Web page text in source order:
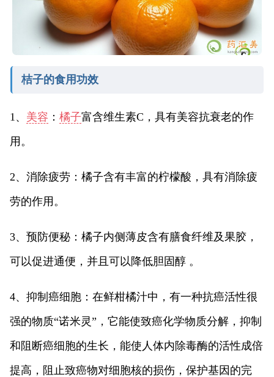
桔子的食用功效
1、 美容 ： 橘子富含维生素C，具有美容抗衰老的作
用。
2、消除疲劳：橘子含有丰富的柠檬酸，具有消除疲
劳的作用。
3、预防便秘：橘子内侧薄皮含有膳食纤维及果胶，
可以促进通便，并且可以降低胆固醇 。
4、抑制癌细胞：在鲜柑橘汁中，有一种抗癌活性很
强的物质“诺米灵”，它能使致癌化学物质分解，抑制
和阻断癌细胞的生长，能使人体内除毒酶的活性成倍
提高，阻止致癌物对细胞核的损伤，保护基因的完